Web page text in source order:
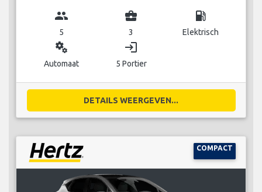
group
5
business_center
3
local_gas_station
Elektrisch
miscellaneous_services
Automaat
login
5 Portier
DETAILS WEERGEVEN...
COMPACT